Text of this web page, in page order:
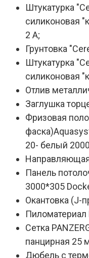
Штукатурка
силиконовая
2 A;
Грунтовка
Штукатурка
силиконовая
Отлив
Заглушка
Фризовая
20- белый
Панель
3000*305
Окантовка (J-
Сетка
панцирная 25
Дюбель с